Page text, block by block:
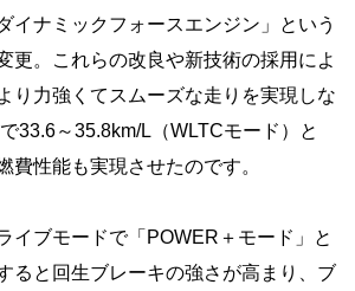
イナミックフォースエンジン」という
更。これらの改良や新技術の採用によ
り力強くてスムーズな走りを実現しな
33.6～35.8km/L（WLTCモード）と
費性能も実現させたのです。
イブモードで「POWER＋モード」と
ると回生ブレーキの強さが高まり、ブ